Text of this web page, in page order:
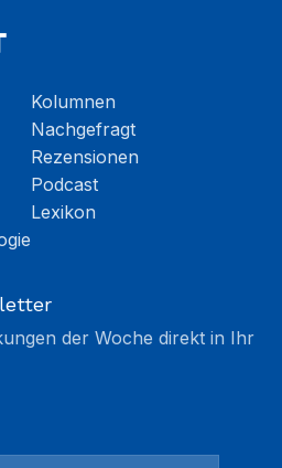
Kolumnen
Nachgefragt
Rezensionen
Podcast
Lexikon
der Woche direkt in Ihr